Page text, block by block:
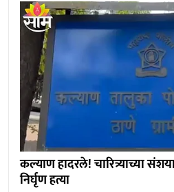
कल्याण हादरले! चारित्र्याच्या
निर्घृण हत्या